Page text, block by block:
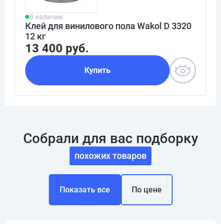
В наличии
Клей для винилового пола Wakol D 3320
12 кг
13 400 руб.
Купить
Собрали для вас подборку
похожих товаров
Показать все По цене